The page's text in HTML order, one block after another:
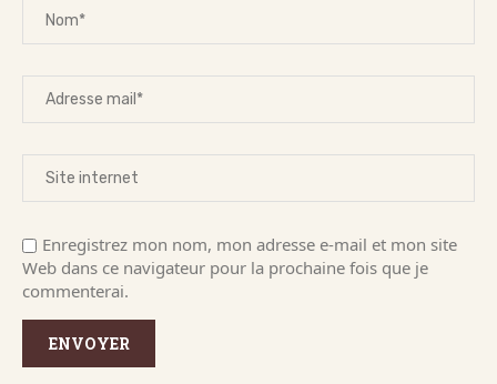
Enregistrez mon nom, mon adresse e-mail et mon site
Web dans ce navigateur pour la prochaine fois que je
commenterai.